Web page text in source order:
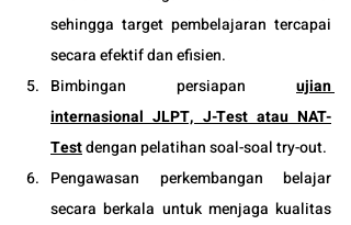
sehingga target pembelajaran tercapai
secara efektif dan efisien.
Bimbingan persiapan ujian
internasional JLPT, J-Test atau NAT-
Test dengan pelatihan soal-soal try-out.
Pengawasan perkembangan belajar
secara berkala untuk menjaga kualitas